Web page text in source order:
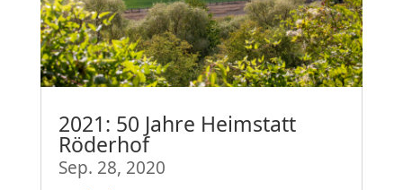
2021: 50 Jahre Heimstatt
Röderhof
Sep. 28, 2020